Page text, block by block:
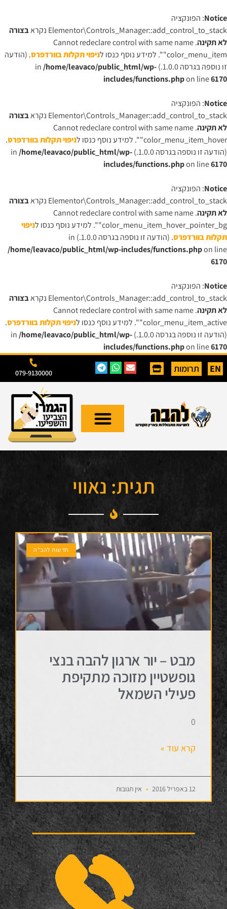
Notice: הפונקציה
Elementor\Controls_Manager::add_control_to_stack נקרא
בצורה
לא תקינה . Cannot redeclare control with same name
"color_menu_item". למידע נוסף כנסו ל
ניפוי תקלות בוורדפרס. (הודעה
זו נוספה בגרסה 1.0.0.) in
/home/leavaco/public_html/wp-
includes/functions.phpon line6170
Notice: הפונקציה
Elementor\Controls_Manager::add_control_to_stack נקרא
בצורה
לא תקינה . Cannot redeclare control with same name
"color_menu_item_hover". למידע נוסף כנסו ל
ניפוי תקלות בוורדפרס.
(הודעה זו נוספה בגרסה 1.0.0.) in
/home/leavaco/public_html/wp-
includes/functions.phpon line6170
Notice: הפונקציה
Elementor\Controls_Manager::add_control_to_stack נקרא
בצורה
לא תקינה . Cannot redeclare control with same name
"color_menu_item_hover_pointer_bg". למידע נוסף כנסו ל
ניפוי
תקלות בוורדפרס. (הודעה זו נוספה בגרסה 1.0.0.) in
/home/leavaco/public_html/wp-includes/functions.phpon line
6170
Notice: הפונקציה
Elementor\Controls_Manager::add_control_to_stack נקרא
בצורה
לא תקינה . Cannot redeclare control with same name
"color_menu_item_active". למידע נוסף כנסו ל
ניפוי תקלות בוורדפרס.
(הודעה זו נוספה בגרסה 1.0.0.) in
/home/leavaco/public_html/wp-
includes/functions.phpon line6170
EN תרומות 079-9130000
תגית: נאווי
חדשות להב"ה
מבט – יור ארגון להבה בנצי
גופשטיין מזוכה מתקיפת
פעילי השמאל
0
קרא עוד »
12 באפריל 2016 אין תגובות